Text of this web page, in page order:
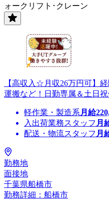
ォークリフト･クレーン
【高収入☆月収26万円可】
運搬など！日勤専属＆土日祝
軽作業・製造系 月給
入出荷業務スタッフ 月
配送・物流スタッフ 月
勤務地
面接地
千葉県船橋市
勤務詳細：船橋市